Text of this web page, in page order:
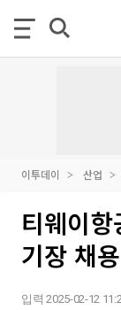
이투데이 산업
티웨이
기장 채용
입력 2025-02-12